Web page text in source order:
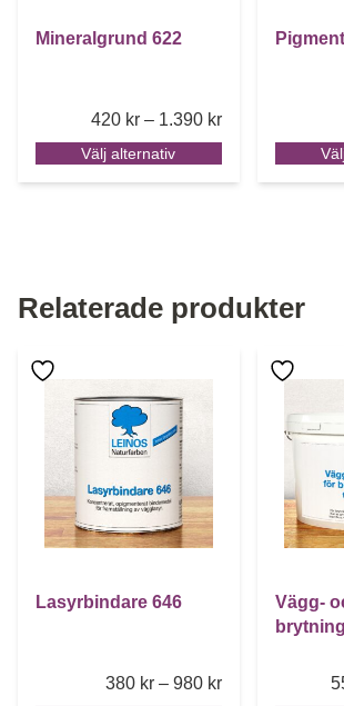
Mineralgrund 622
420 kr – 1.390 krPrice range:
Välj alternativ
Relaterade produkter
Lasyrbindare 646
380 kr – 980 krPrice range:
Den här produkten har flera varianter.
Vägg-
Den här